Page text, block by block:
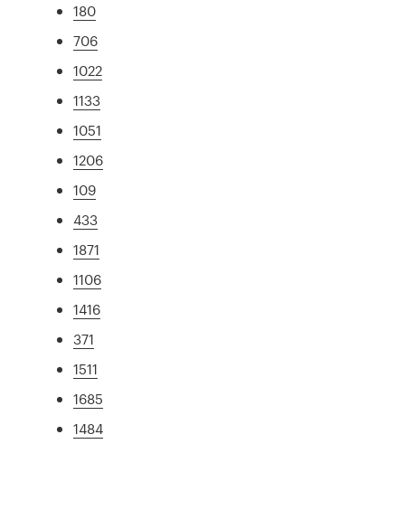
180
706
1022
1133
1051
1206
109
433
1871
1106
1416
371
1511
1685
1484